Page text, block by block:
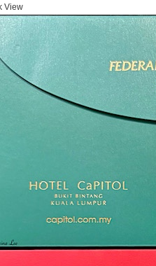
View